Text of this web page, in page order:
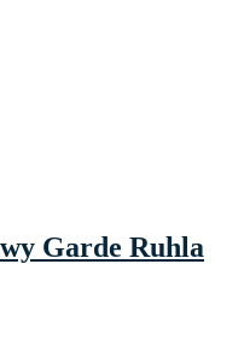
Garde Ruhla